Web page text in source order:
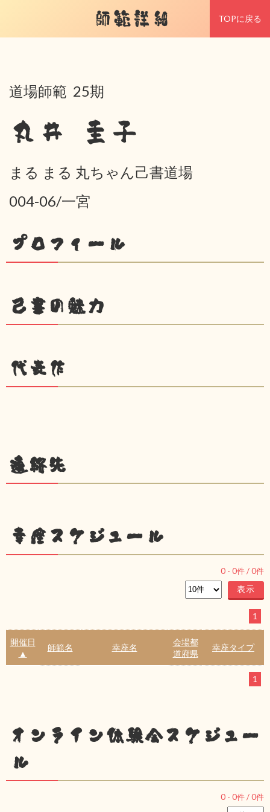
師範詳細 TOPに戻る
道場師範 25期
丸井 圭子
まる まる 丸ちゃん己書道場
004-06/一宮
プロフィール
己書の魅力
代表作
連絡先
幸座スケジュール
0 - 0件 /0件
1
開催日
▲
師範名 幸座名
会場都
道府県
幸座タイプ
1
オンライン体験会スケジュー
ル
0 - 0件 /0件